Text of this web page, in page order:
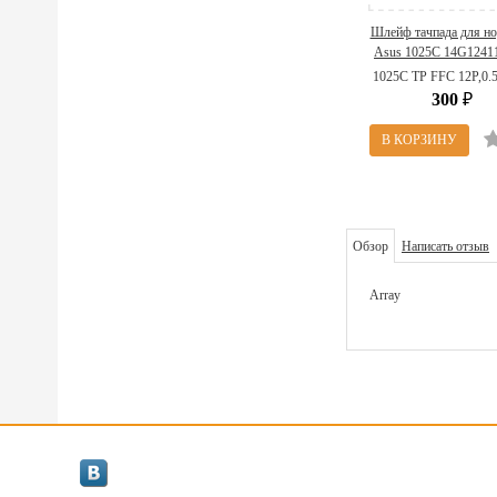
Шлейф тачпада для
Asus 1025C
(1025C TP FFC
1025C TP FFC
300 ₽
Обзор Написать отзыв
Array